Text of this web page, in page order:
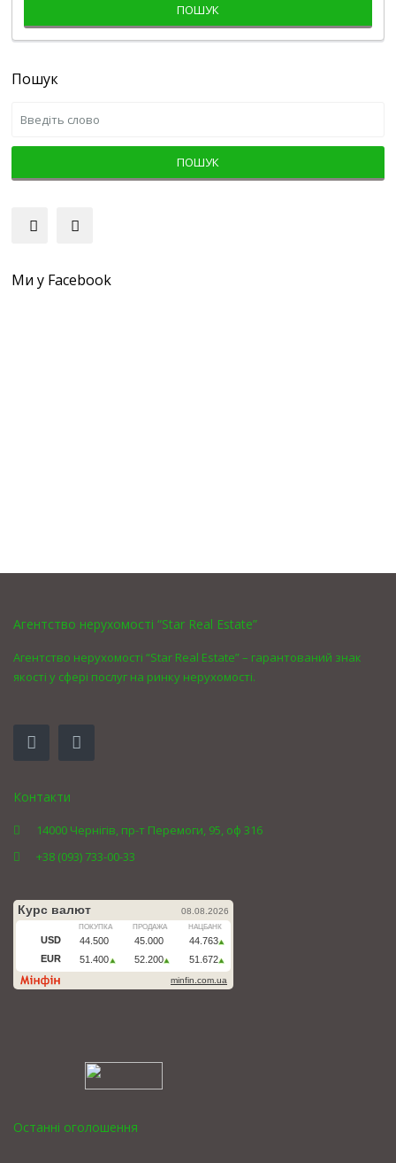
ПОШУК
Пошук
ПОШУК
Ми у Facebook
Агентство нерухомості “Star Real Estate”
Агентство нерухомості “Star Real Estate” – гарантований знак
якості у сфері послуг на ринку нерухомості.
Контакти
14000 Чернігів, пр-т Перемоги, 95, оф 316
+38 (093) 733-00-33
Останні оголошення